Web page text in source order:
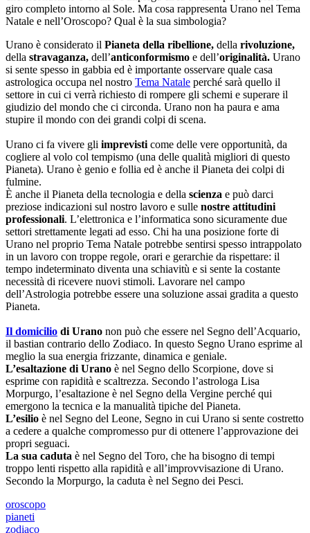
giro completo intorno al Sole. Ma cosa rappresenta Urano nel Tema
Natale e nell’Oroscopo? Qual è la sua simbologia?
Urano è considerato il Pianeta della ribellione, della rivoluzione,
della stravaganza, dell’anticonformismo e dell’originalità. Urano
si sente spesso in gabbia ed è importante osservare quale casa
astrologica occupa nel nostro Tema Natale perché sarà quello il
settore in cui ci verrà richiesto di rompere gli schemi e superare il
giudizio del mondo che ci circonda. Urano non ha paura e ama
stupire il mondo con dei grandi colpi di scena.
Urano ci fa vivere gli imprevisti come delle vere opportunità, da
cogliere al volo col tempismo (una delle qualità migliori di questo
Pianeta). Urano è genio e follia ed è anche il Pianeta dei colpi di
fulmine.
È anche il Pianeta della tecnologia e della scienza e può darci
preziose indicazioni sul nostro lavoro e sulle nostre attitudini
professionali. L’elettronica e l’informatica sono sicuramente due
settori strettamente legati ad esso. Chi ha una posizione forte di
Urano nel proprio Tema Natale potrebbe sentirsi spesso intrappolato
in un lavoro con troppe regole, orari e gerarchie da rispettare: il
tempo indeterminato diventa una schiavitù e si sente la costante
necessità di ricevere nuovi stimoli. Lavorare nel campo
dell’Astrologia potrebbe essere una soluzione assai gradita a questo
Pianeta.
Il domicilio di Urano non può che essere nel Segno dell’Acquario,
il bastian contrario dello Zodiaco. In questo Segno Urano esprime al
meglio la sua energia frizzante, dinamica e geniale.
L’esaltazione di Urano è nel Segno dello Scorpione, dove si
esprime con rapidità e scaltrezza. Secondo l’astrologa Lisa
Morpurgo, l’esaltazione è nel Segno della Vergine perché qui
emergono la tecnica e la manualità tipiche del Pianeta.
L’esilio è nel Segno del Leone, Segno in cui Urano si sente costretto
a cedere a qualche compromesso pur di ottenere l’approvazione dei
propri seguaci.
La sua caduta è nel Segno del Toro, che ha bisogno di tempi
troppo lenti rispetto alla rapidità e all’improvvisazione di Urano.
Secondo la Morpurgo, la caduta è nel Segno dei Pesci.
oroscopo
pianeti
zodiaco